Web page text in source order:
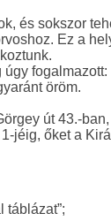
és sokszor
Ez a
öröm.
út 43.-
jéig, őket a
táblázat”;